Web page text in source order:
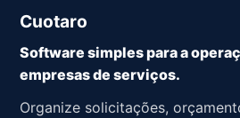
Cuotaro
Software simples para a
empresas de serviços.
Organize solicitações,